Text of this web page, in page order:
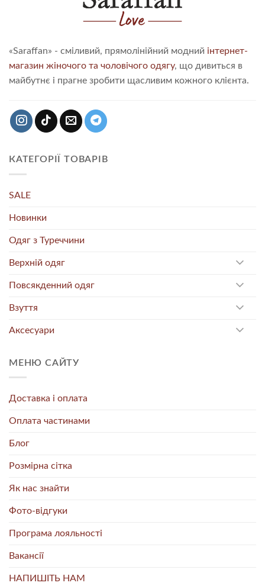
«Saraffan» - сміливий, прямолінійний модний інтернет-
магазин жіночого та чоловічого одягу, що дивиться в
майбутнє і прагне зробити щасливим кожного клієнта.
КАТЕГОРІЇ ТОВАРІВ
SALE
Новинки
Одяг з Туреччини
Верхній одяг
Повсякденний одяг
Взуття
Аксесуари
МЕНЮ САЙТУ
Доставка і оплата
Оплата частинами
Блог
Розмірна сітка
Як нас знайти
Фото-відгуки
Програма лояльності
Вакансії
НАПИШІТЬ НАМ